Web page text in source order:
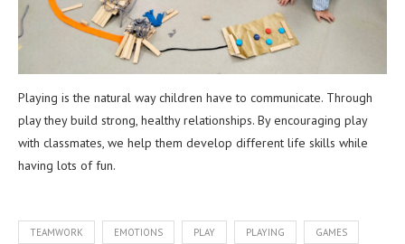
Playing is the natural way children have to communicate. Through
play they build strong, healthy relationships. By encouraging play
with classmates, we help them develop different life skills while
having lots of fun.
TEAMWORK EMOTIONS PLAY PLAYING GAMES